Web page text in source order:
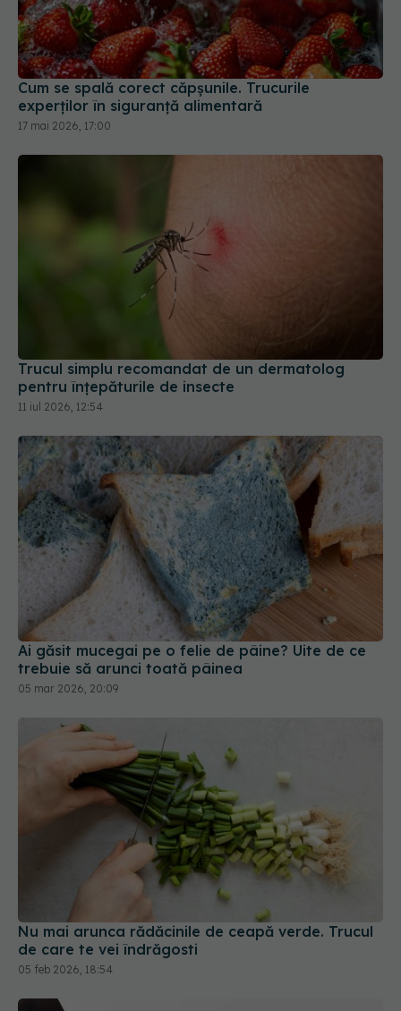
Cum se spală corect căpșunile. Trucurile
experților în siguranță alimentară
17 mai 2026, 17:00
Trucul simplu recomandat de un dermatolog
pentru înțepăturile de insecte
11 iul 2026, 12:54
Ai găsit mucegai pe o felie de pâine? Uite de ce
trebuie să arunci toată pâinea
05 mar 2026, 20:09
Nu mai arunca rădăcinile de ceapă verde. Trucul
de care te vei îndrăgosti
05 feb 2026, 18:54